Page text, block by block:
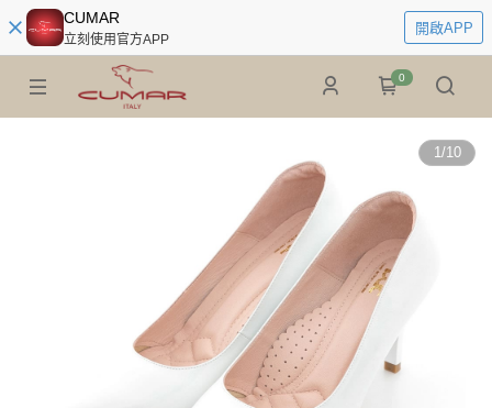
CUMAR
立刻使用官方APP
開啟APP
0
1/10